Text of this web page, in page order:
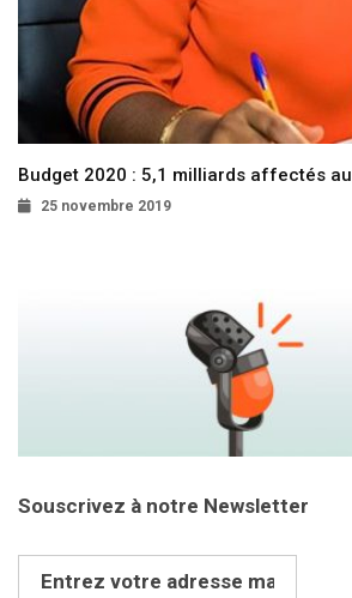
Budget 2020 : 5,1 milliards affectés
25 novembre 2019
Souscrivez à notre Newsletter